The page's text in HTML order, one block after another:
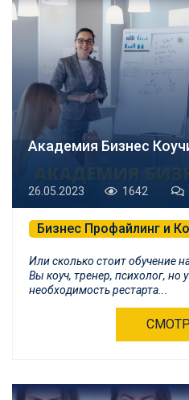
Академия Бизнес
26.05.2023 1642
Или сколько стоит обучение
Вы коуч, тренер, психолог, но
необходимость рестарта...